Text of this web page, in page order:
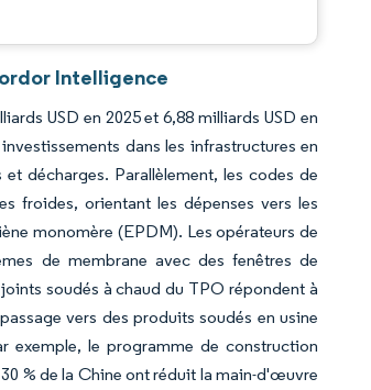
Intelligence
USD en 2025 et 6,88 milliards USD en
dans les infrastructures en
décharges. Parallèlement, les codes de
froides, orientant les dépenses vers les
monomère (EPDM). Les opérateurs de
de membrane avec des fenêtres de
soudés à chaud du TPO répondent à
vers des produits soudés en usine
exemple, le programme de construction
% de la Chine ont réduit la main-d'œuvre